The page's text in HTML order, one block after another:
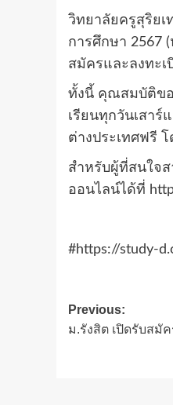
วิทยาลัยครูสุริย
การศึกษา 2567
สมัครและลงทะเ
ทั้งนี้ คุณสมบัติขอ
เรียนทุกวันเสา
ต่างประเทศฟรี
สำหรับผู้ที่สนใจส
ออนไลน์ได้ที่
#https://study-
Post
Previous:
ม.รังสิต เปิดรับสมั